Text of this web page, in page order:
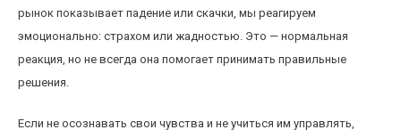
рынок показывает падение или скачки, мы реагируем
эмоционально: страхом или жадностью. Это — нормальная
реакция, но не всегда она помогает принимать правильные
решения.
Если не осознавать свои чувства и не учиться им управлять,